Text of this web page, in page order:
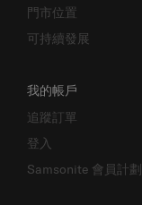
門市位置
可持續發展
我的帳戶
追蹤訂單
登入
Samsonite 會員計劃